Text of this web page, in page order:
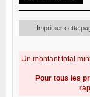
Imprimer cette
Un montant total
Pour tous les